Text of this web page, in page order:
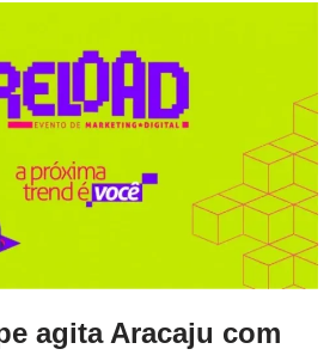
agita Aracaju com